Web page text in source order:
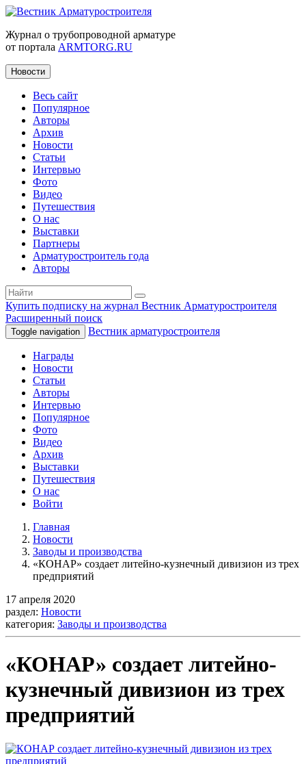
Журнал о трубопроводной арматуре
от портала ARMTORG.RU
Новости
Весь сайт
Популярное
Авторы
Архив
Новости
Статьи
Интервью
Фото
Видео
Путешествия
О нас
Выставки
Партнеры
Арматуростроитель года
Авторы
Купить подписку на журнал Вестник Арматуростроителя
Расширенный поиск
Toggle navigation Вестник арматуростроителя
Награды
Новости
Статьи
Авторы
Интервью
Популярное
Фото
Видео
Архив
Выставки
Путешествия
О нас
Войти
Главная
Новости
Заводы и производства
«КОНАР» создает литейно-кузнечный дивизион из трех
предприятий
17 апреля 2020
раздел: Новости
категория: Заводы и производства
«КОНАР» создает литейно-
кузнечный дивизион из трех
предприятий